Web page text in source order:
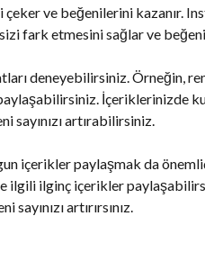
ve beğenilerini kazanır.
fark etmesini sağlar ve beğeni
deneyebilirsiniz. Örneğin,
İçeriklerinizde
sayınızı artırabilirsiniz.
içerikler paylaşmak da
ilgili ilginç içerikler
artırırsınız.